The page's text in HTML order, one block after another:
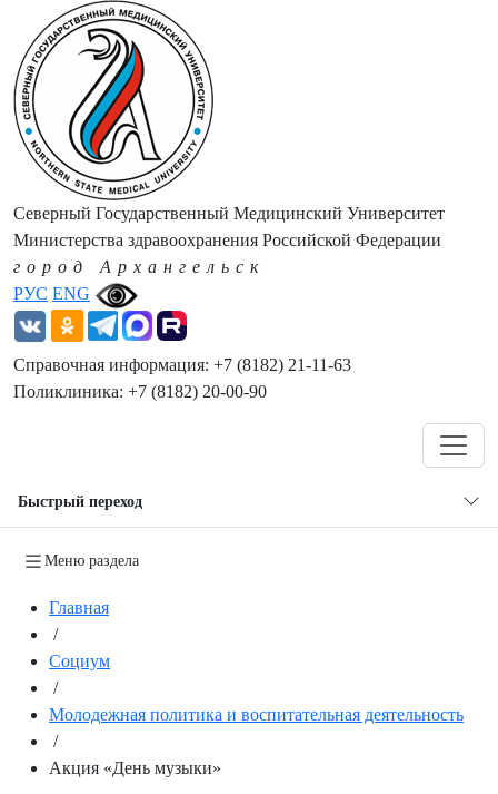
РУС ENG
Северный Государственный Медицинский Университет
Министерства здравоохранения Российской Федерации
город Архангельск
Справочная информация: +7 (8182) 21-11-63
Поликлиника: +7 (8182) 20-00-90
Быстрый переход
Меню раздела
Главная
/
Социум
/
Молодежная политика и воспитательная деятельность
/
Акция «День музыки»